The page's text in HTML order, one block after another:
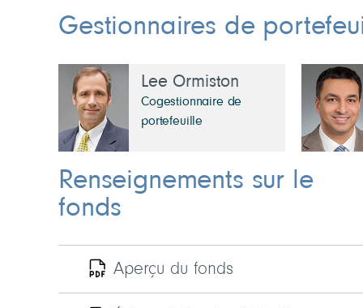
Gestionnaires de
Lee Ormiston
Cogestionnaire de
portefeuille
Renseignements sur le
fonds
Aperçu du fonds